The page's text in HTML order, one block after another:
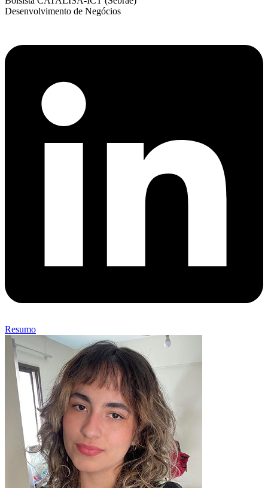
Desenvolvimento de Negócios
Resumo